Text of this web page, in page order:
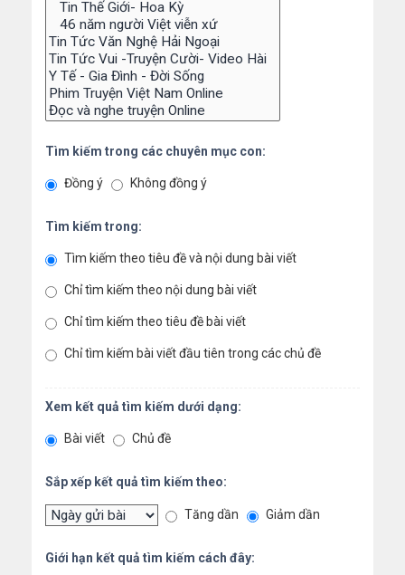
Tìm kiếm trong các chuyên mục con:
Đồng ý Không đồng ý
Tìm kiếm trong:
Tìm kiếm theo tiêu đề và nội dung bài viết
Chỉ tìm kiếm theo nội dung bài viết
Chỉ tìm kiếm theo tiêu đề bài viết
Chỉ tìm kiếm bài viết đầu tiên trong các chủ đề
Xem kết quả tìm kiếm dưới dạng:
Bài viết Chủ đề
Sắp xếp kết quả tìm kiếm theo:
Tăng dần Giảm dần
Giới hạn kết quả tìm kiếm cách đây: